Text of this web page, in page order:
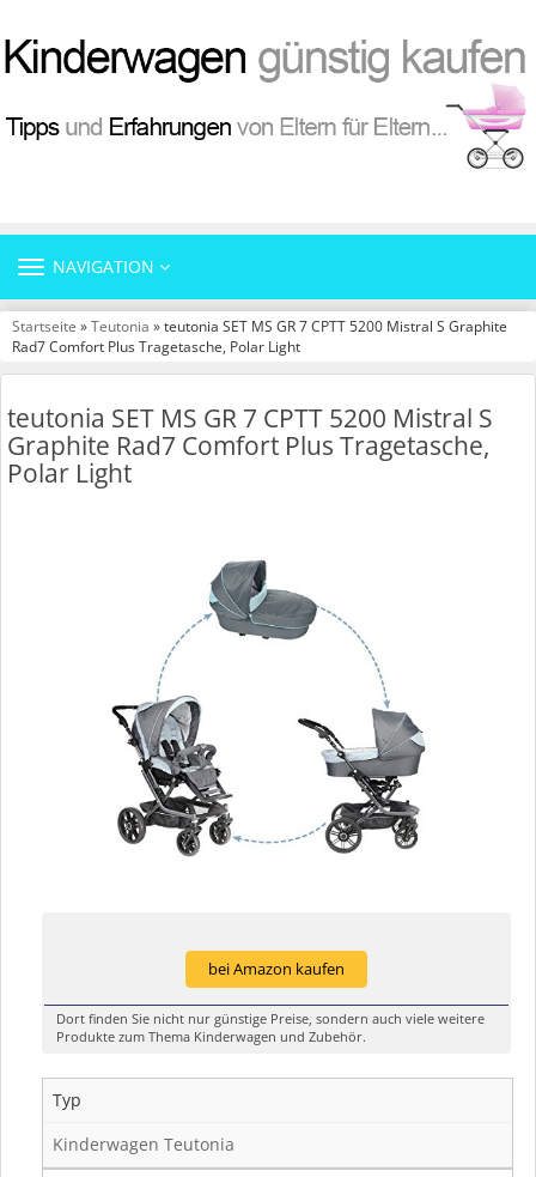
TOGGLE
NAVIGATION
Startseite »Teutonia » teutonia SET MS GR 7 CPTT 5200 Mistral S Graphite
Rad7 Comfort Plus Tragetasche, Polar Light
teutonia SET MS GR 7 CPTT 5200 Mistral S
Graphite Rad7 Comfort Plus Tragetasche,
Polar Light
bei Amazon kaufen
Dort finden Sie nicht nur günstige Preise, sondern auch viele weitere
Produkte zum Thema Kinderwagen und Zubehör.
Typ
Kinderwagen Teutonia